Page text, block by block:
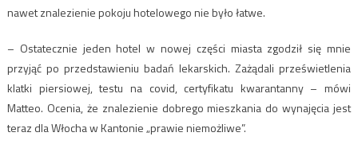
nawet znalezienie pokoju hotelowego nie było łatwe.
– Ostatecznie jeden hotel w nowej części miasta zgodził się mnie
przyjąć po przedstawieniu badań lekarskich. Zażądali prześwietlenia
klatki piersiowej, testu na covid, certyfikatu kwarantanny – mówi
Matteo. Ocenia, że znalezienie dobrego mieszkania do wynajęcia jest
teraz dla Włocha w Kantonie „prawie niemożliwe”.